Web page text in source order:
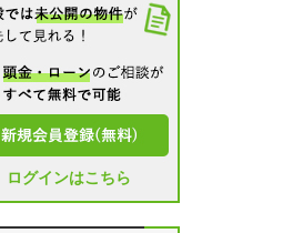
ログインはこちら